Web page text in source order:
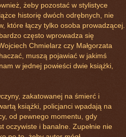
żeby pozostać w stylistyce
historię dwóch odrębnych, nie
które łączy tylko osoba prowadzącej.
często wprowadza się
Chmielarz czy Małgorzata
muszą pojawiać w jakimś
w jednej powieści dwie książki,
zakatowanej na śmierć i
książki, policjanci wpadają na
od pewnego momentu, gdy
oczywiste i banalne. Zupełnie nie